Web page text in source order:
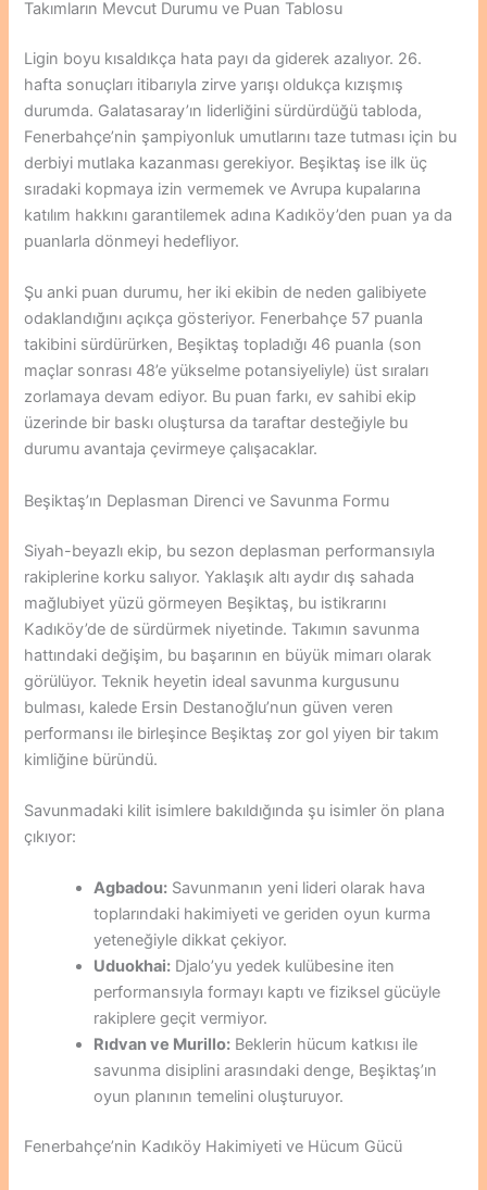
Takımların Mevcut Durumu ve Puan Tablosu
Ligin boyu kısaldıkça hata payı da giderek azalıyor. 26.
hafta sonuçları itibarıyla zirve yarışı oldukça kızışmış
durumda. Galatasaray’ın liderliğini sürdürdüğü tabloda,
Fenerbahçe’nin şampiyonluk umutlarını taze tutması için bu
derbiyi mutlaka kazanması gerekiyor. Beşiktaş ise ilk üç
sıradaki kopmaya izin vermemek ve Avrupa kupalarına
katılım hakkını garantilemek adına Kadıköy’den puan ya da
puanlarla dönmeyi hedefliyor.
Şu anki puan durumu, her iki ekibin de neden galibiyete
odaklandığını açıkça gösteriyor. Fenerbahçe 57 puanla
takibini sürdürürken, Beşiktaş topladığı 46 puanla (son
maçlar sonrası 48’e yükselme potansiyeliyle) üst sıraları
zorlamaya devam ediyor. Bu puan farkı, ev sahibi ekip
üzerinde bir baskı oluştursa da taraftar desteğiyle bu
durumu avantaja çevirmeye çalışacaklar.
Beşiktaş’ın Deplasman Direnci ve Savunma Formu
Siyah-beyazlı ekip, bu sezon deplasman performansıyla
rakiplerine korku salıyor. Yaklaşık altı aydır dış sahada
mağlubiyet yüzü görmeyen Beşiktaş, bu istikrarını
Kadıköy’de de sürdürmek niyetinde. Takımın savunma
hattındaki değişim, bu başarının en büyük mimarı olarak
görülüyor. Teknik heyetin ideal savunma kurgusunu
bulması, kalede Ersin Destanoğlu’nun güven veren
performansı ile birleşince Beşiktaş zor gol yiyen bir takım
kimliğine büründü.
Savunmadaki kilit isimlere bakıldığında şu isimler ön plana
çıkıyor:
Agbadou: Savunmanın yeni lideri olarak hava
toplarındaki hakimiyeti ve geriden oyun kurma
yeteneğiyle dikkat çekiyor.
Uduokhai: Djalo’yu yedek kulübesine iten
performansıyla formayı kaptı ve fiziksel gücüyle
rakiplere geçit vermiyor.
Rıdvan ve Murillo: Beklerin hücum katkısı ile
savunma disiplini arasındaki denge, Beşiktaş’ın
oyun planının temelini oluşturuyor.
Fenerbahçe’nin Kadıköy Hakimiyeti ve Hücum Gücü